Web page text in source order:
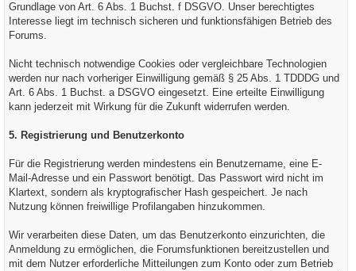
Grundlage von Art. 6 Abs. 1 Buchst. f DSGVO. Unser berechtigtes
Interesse liegt im technisch sicheren und funktionsfähigen Betrieb des
Forums.
Nicht technisch notwendige Cookies oder vergleichbare Technologien
werden nur nach vorheriger Einwilligung gemäß § 25 Abs. 1 TDDDG und
Art. 6 Abs. 1 Buchst. a DSGVO eingesetzt. Eine erteilte Einwilligung
kann jederzeit mit Wirkung für die Zukunft widerrufen werden.
5. Registrierung und Benutzerkonto
Für die Registrierung werden mindestens ein Benutzername, eine E-
Mail-Adresse und ein Passwort benötigt. Das Passwort wird nicht im
Klartext, sondern als kryptografischer Hash gespeichert. Je nach
Nutzung können freiwillige Profilangaben hinzukommen.
Wir verarbeiten diese Daten, um das Benutzerkonto einzurichten, die
Anmeldung zu ermöglichen, die Forumsfunktionen bereitzustellen und
mit dem Nutzer erforderliche Mitteilungen zum Konto oder zum Betrieb